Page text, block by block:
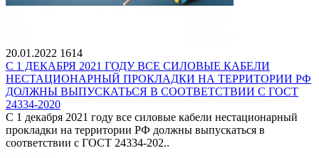
20.01.2022 1614
С 1 ДЕКАБРЯ 2021 ГОДУ ВСЕ СИЛОВЫЕ КАБЕЛИ
НЕСТАЦИОНАРНЫЙ ПРОКЛАДКИ НА ТЕРРИТОРИИ РФ
ДОЛЖНЫ ВЫПУСКАТЬСЯ В СООТВЕТСТВИИ С ГОСТ
24334-2020
С 1 декабря 2021 году все силовые кабели нестационарный
прокладки на территории РФ должны выпускаться в
соответствии с ГОСТ 24334-202..